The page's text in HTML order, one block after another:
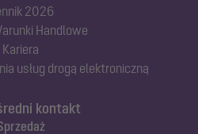
kontakt
2026
Handlowe
Kariera
usług drogą elektroniczną